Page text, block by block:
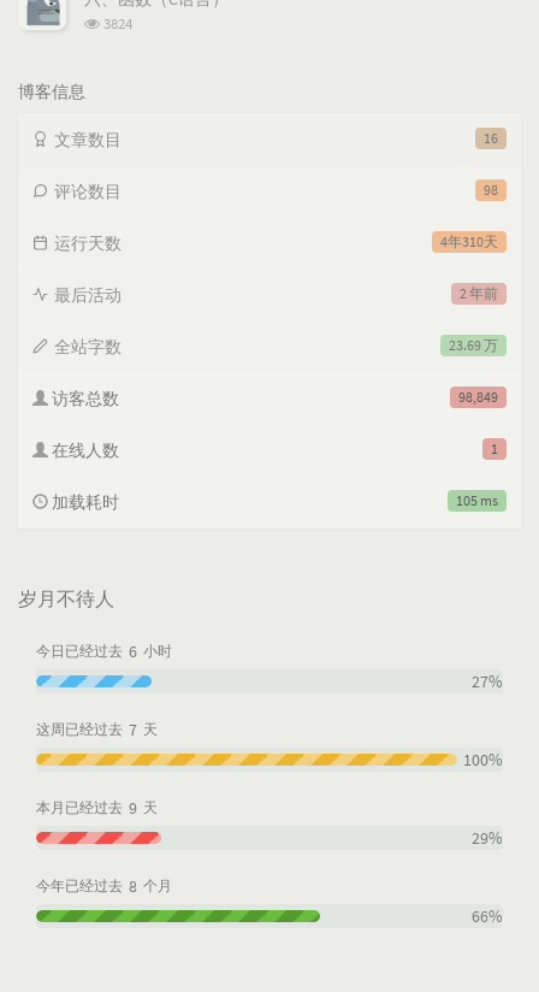
数:
浏
3824
博客信息
16
文章数目
98
评论数目
4年310天
运行天数
2 年前
最后活动
23.69 万
全站字数
98,849
访客总数
1
在线人数
105 ms
加载耗时
岁月不待人
今日已经过去 6 小时
27%
这周已经过去 7 天
100%
本月已经过去 9 天
29%
今年已经过去 8 个月
66%